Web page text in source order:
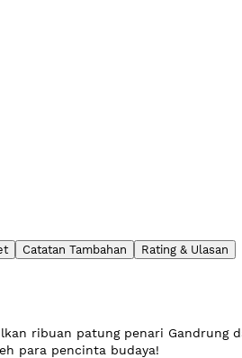
Catatan Tambahan Rating & Ulasan
ribuan patung penari
para pencinta budaya!